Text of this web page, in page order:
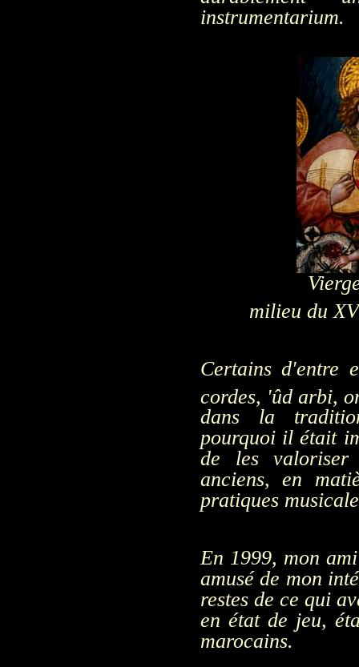
instrumentarium.
milieu du XV
Certains d'entre
cordes, 'ûd arbi,
dans la
pourquoi il était
de les valoriser
anciens, en
pratiques
En 1999, mon
amusé de mon
restes de ce qui
en état de jeu,
marocains.